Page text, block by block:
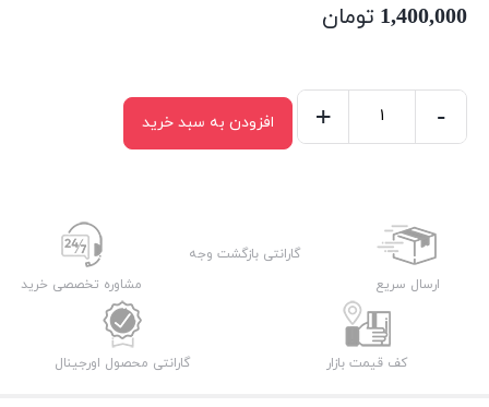
1,400,000 تومان
ظرفیت
-
+ افزودن به سبد خرید
ارسال سریع
گارانتی بازگشت وجه
مشاوره تخصصی خرید
کف قیمت بازار گارانتی محصول اورجینال